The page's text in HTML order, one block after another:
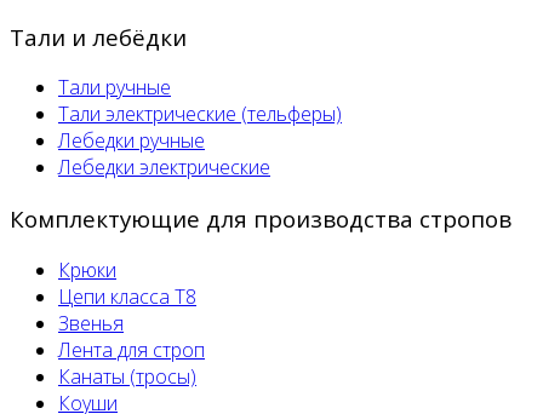
Тали и лебёдки
Тали ручные
Тали электрические (тельферы)
Лебедки ручные
Лебедки электрические
Комплектующие для производства стропов
Крюки
Цепи класса Т8
Звенья
Лента для строп
Канаты (тросы)
Коуши